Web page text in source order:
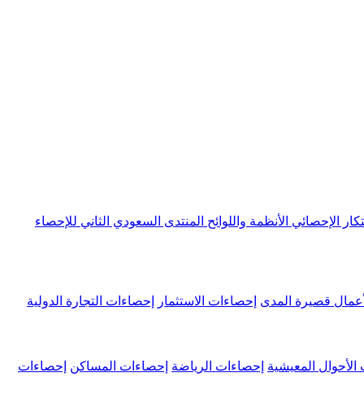
الإحصائي الأنظمة واللوائح المنتدى السعودي الثاني للإحصاء
قصيرة المدى إحصاءات الاستثمار إحصاءات التجارة الدولية
الأحوال المعيشية إحصاءات الرياضة إحصاءات المساكن إحصاءات